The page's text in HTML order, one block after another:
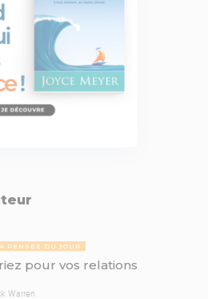
PENSÉE DU JOUR
pour vos relations
Warren